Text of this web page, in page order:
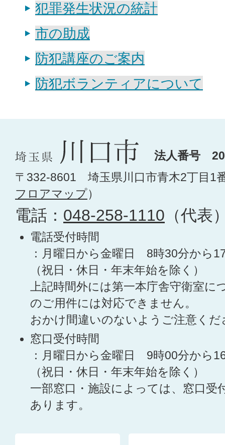
犯罪発生状況の統計
市の助成
防犯講座のご案内
防犯ボランティアについて
法人番号
〒332-8601 埼玉県川口市青木2丁目1
フロアマップ）
電話： 048-258-1110 （代表
電話受付時間
：月曜日から金曜日 8時30分から
（祝日・休日・年末年始を除く）
上記時間外には第一本庁舎守衛室に
のご用件には対応できません。
おかけ間違いのないようご注意くだ
窓口受付時間
：月曜日から金曜日 9時00分から
（祝日・休日・年末年始を除く）
一部窓口・施設によっては、窓口受
あります。